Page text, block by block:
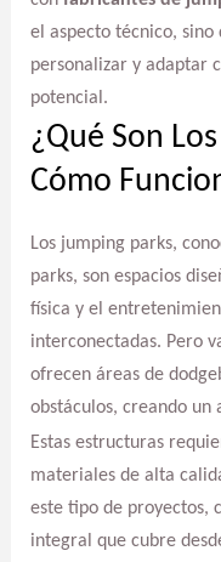
el aspecto técnico, sino
personalizar y adaptar
potencial.
¿Qué Son
Cómo
Los jumping parks,
parks, son espacios
física y el
interconectadas. Pero
ofrecen áreas de
obstáculos, creando un
Estas estructuras
materiales de alta
este tipo de proyectos,
integral que cubre